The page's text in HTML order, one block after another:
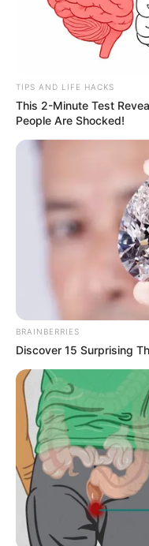
Συντακτική Ομάδα
04/04/2024, 11:50 · 11:50
Τελευταία ενημέρωση
04/04/2024, 11:50 · 11:50
Αστυνομικά
Ανακαλύψτε
αναζήτησης.
TIPS AND LIFE HACKS
This 2-Minute Test
People Are Shocked!
BRAINBERRIES
Discover 15 Surprising